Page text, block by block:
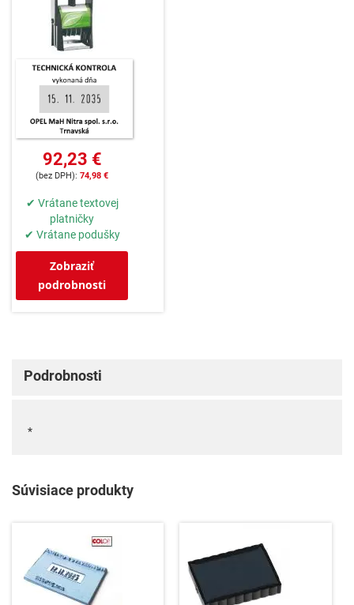
92,23 €
74,98 €
✔ Vrátane textovej
platničky
✔ Vrátane podušky
Zobraziť
podrobnosti
Podrobnosti
*
Súvisiace produkty